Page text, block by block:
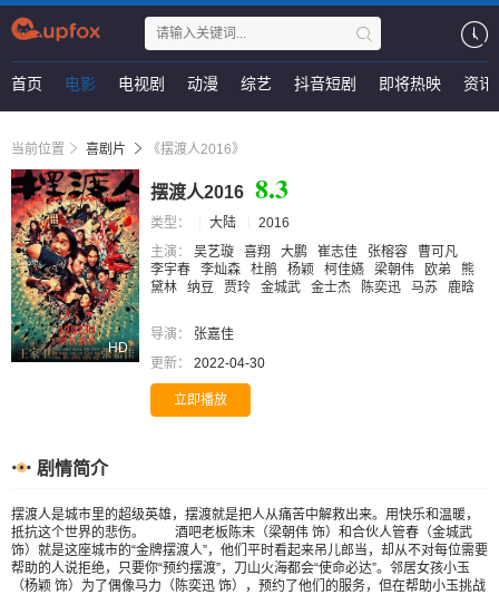
首页 电影 电视剧 动漫 综艺 抖音短剧 即将热映 资讯
当前位置 喜剧片 《摆渡人2016》
HD
摆渡人2016 8.3
类型： 大陆
2016
主演：
吴艺璇 喜翔 大鹏 崔志佳 张榕容
曹可凡
李宇春
李灿森 杜鹃 杨颖 柯佳嬿 梁朝伟 欧弟
熊
黛林
纳豆 贾玲 金城武 金士杰 陈奕迅 马苏 鹿晗
导演：
张嘉佳
更新：
2022-04-30
立即播放
剧情简介
摆渡人是城市里的超级英雄，摆渡就是把人从痛苦中解救出来。用快乐和温暖，
抵抗这个世界的悲伤。 酒吧老板陈末（梁朝伟 饰）和合伙人管春（金城武
饰）就是这座城市的“金牌摆渡人”，他们平时看起来吊儿郎当，却从不对每位需要
帮助的人说拒绝，只要你“预约摆渡”，刀山火海都会“使命必达”。邻居女孩小玉
（杨颖 饰）为了偶像马力（陈奕迅 饰），预约了他们的服务，但在帮助小玉挑战